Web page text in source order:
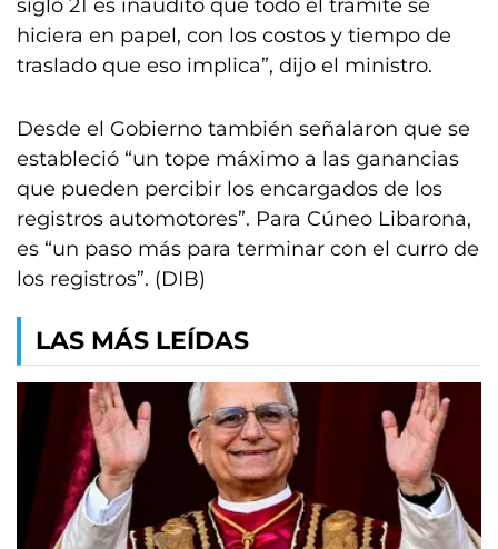
siglo 21 es inaudito que todo el trámite se
hiciera en papel, con los costos y tiempo de
traslado que eso implica”, dijo el ministro.
Desde el Gobierno también señalaron que se
estableció “un tope máximo a las ganancias
que pueden percibir los encargados de los
registros automotores”. Para Cúneo Libarona,
es “un paso más para terminar con el curro de
los registros”. (DIB)
LAS MÁS LEÍDAS